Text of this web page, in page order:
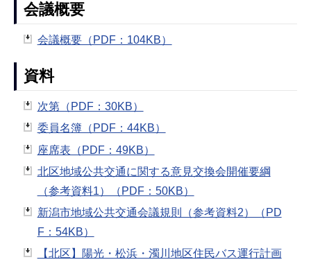
会議概要
会議概要（PDF：104KB）
資料
次第（PDF：30KB）
委員名簿（PDF：44KB）
座席表（PDF：49KB）
北区地域公共交通に関する意見交換会開催要綱
（参考資料1）（PDF：50KB）
新潟市地域公共交通会議規則（参考資料2）（PD
F：54KB）
【北区】陽光・松浜・濁川地区住民バス運行計画